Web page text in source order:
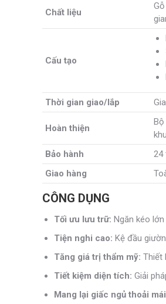
Chất liệu
Cấu tạo
Thời gian giao/lắp
Hoàn thiện
Bảo hành
24
Giao hàng
CÔNG DỤNG
Tối ưu lưu trữ: Ngăn kéo
Tiện nghi cao: Kệ đầu
Tăng giá trị thẩm mỹ: Thiết
Tiết kiệm diện tích: Giải
Mang lại giấc ngủ thoải